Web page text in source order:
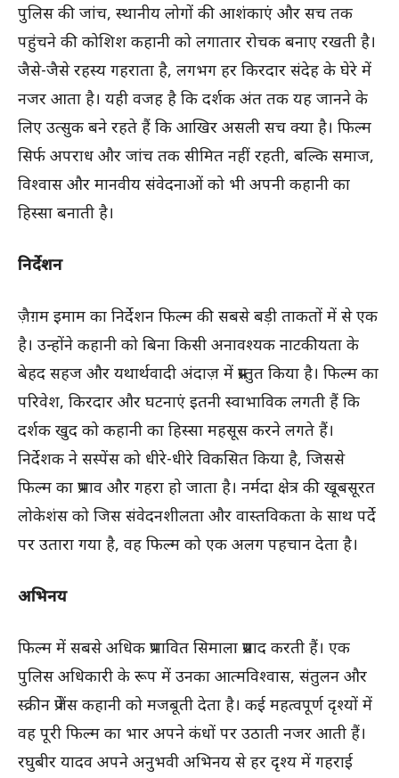
पुलिस की जांच, स्थानीय लोगों की आशंकाएं और सच तक
पहुंचने की कोशिश कहानी को लगातार रोचक बनाए रखती है।
जैसे-जैसे रहस्य गहराता है, लगभग हर किरदार संदेह के घेरे में
नजर आता है। यही वजह है कि दर्शक अंत तक यह जानने के
लिए उत्सुक बने रहते हैं कि आखिर असली सच क्या है। फिल्म
सिर्फ अपराध और जांच तक सीमित नहीं रहती, बल्कि समाज,
विश्वास और मानवीय संवेदनाओं को भी अपनी कहानी का
हिस्सा बनाती है।
निर्देशन
ज़ैग़म इमाम का निर्देशन फिल्म की सबसे बड़ी ताकतों में से एक
है। उन्होंने कहानी को बिना किसी अनावश्यक नाटकीयता के
बेहद सहज और यथार्थवादी अंदाज़ में प्रस्तुत किया है। फिल्म का
परिवेश, किरदार और घटनाएं इतनी स्वाभाविक लगती हैं कि
दर्शक खुद को कहानी का हिस्सा महसूस करने लगते हैं।
निर्देशक ने सस्पेंस को धीरे-धीरे विकसित किया है, जिससे
फिल्म का प्रभाव और गहरा हो जाता है। नर्मदा क्षेत्र की खूबसूरत
लोकेशंस को जिस संवेदनशीलता और वास्तविकता के साथ पर्दे
पर उतारा गया है, वह फिल्म को एक अलग पहचान देता है।
अभिनय
फिल्म में सबसे अधिक प्रभावित सिमाला प्रसाद करती हैं। एक
पुलिस अधिकारी के रूप में उनका आत्मविश्वास, संतुलन और
स्क्रीन प्रेजेंस कहानी को मजबूती देता है। कई महत्वपूर्ण दृश्यों में
वह पूरी फिल्म का भार अपने कंधों पर उठाती नजर आती हैं।
रघुबीर यादव अपने अनुभवी अभिनय से हर दृश्य में गहराई